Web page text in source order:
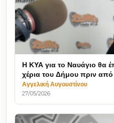
Η ΚΥΑ για το Ναυάγιο θα
χέρια του Δήμου πριν
Αγγελική Αυγουστίνου
27/05/2026